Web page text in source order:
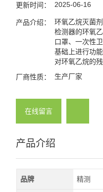
更新时间： 2025-06-16
产品介绍：
环氧乙烷灭菌
检测器的环氧
口罩、一次性
基础上进行功
对环氧乙烷的残
厂商性质： 生产厂家
在线留言
产品介绍
品牌 精测